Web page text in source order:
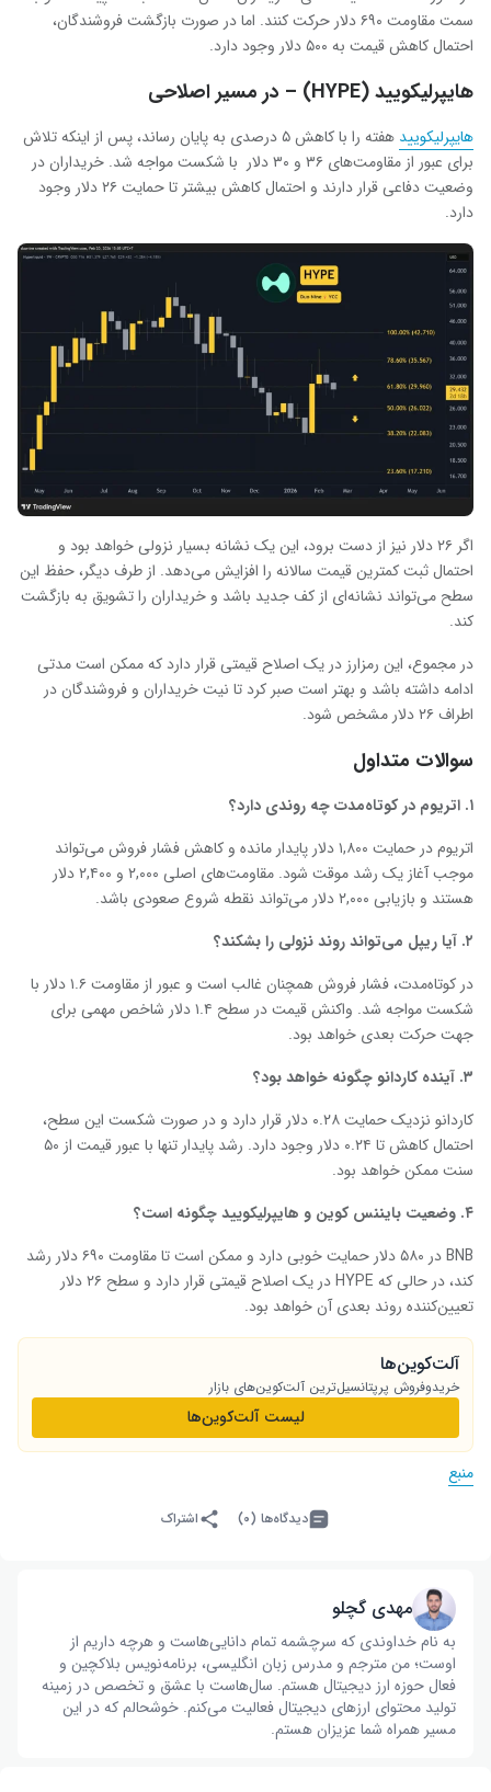
سمت مقاومت ۶۹۰ دلار حرکت کنند. اما در صورت بازگشت فروشندگان،
احتمال کاهش قیمت به ۵۰۰ دلار وجود دارد.
هایپرلیکویید (HYPE) – در مسیر اصلاحی
هایپرلیکویید
هفته را با کاهش ۵ درصدی به پایان رساند، پس از اینکه تلاش
برای عبور از مقاومت‌های ۳۶ و ۳۰ دلار با شکست مواجه شد. خریداران در
وضعیت دفاعی قرار دارند و احتمال کاهش بیشتر تا حمایت ۲۶ دلار وجود
دارد.
اگر ۲۶ دلار نیز از دست برود، این یک نشانه بسیار نزولی خواهد بود و
احتمال ثبت کمترین قیمت سالانه را افزایش می‌دهد. از طرف دیگر، حفظ این
سطح می‌تواند نشانه‌ای از کف جدید باشد و خریداران را تشویق به بازگشت
کند.
در مجموع، این رمزارز در یک اصلاح قیمتی قرار دارد که ممکن است مدتی
ادامه داشته باشد و بهتر است صبر کرد تا نیت خریداران و فروشندگان در
اطراف ۲۶ دلار مشخص شود.
سوالات متداول
۱. اتریوم در کوتاه‌مدت چه روندی دارد؟
اتریوم در حمایت ۱,۸۰۰ دلار پایدار مانده و کاهش فشار فروش می‌تواند
موجب آغاز یک رشد موقت شود. مقاومت‌های اصلی ۲,۰۰۰ و ۲,۴۰۰ دلار
هستند و بازیابی ۲,۰۰۰ دلار می‌تواند نقطه شروع صعودی باشد.
۲. آیا ریپل می‌تواند روند نزولی را بشکند؟
در کوتاه‌مدت، فشار فروش همچنان غالب است و عبور از مقاومت ۱.۶ دلار با
شکست مواجه شد. واکنش قیمت در سطح ۱.۴ دلار شاخص مهمی برای
جهت حرکت بعدی خواهد بود.
۳. آینده کاردانو چگونه خواهد بود؟
کاردانو نزدیک حمایت ۰.۲۸ دلار قرار دارد و در صورت شکست این سطح،
احتمال کاهش تا ۰.۲۴ دلار وجود دارد. رشد پایدار تنها با عبور قیمت از ۵۰
سنت ممکن خواهد بود.
۴. وضعیت بایننس کوین و هایپرلیکوییدچگونه است؟
BNB در ۵۸۰ دلار حمایت خوبی دارد و ممکن است تا مقاومت ۶۹۰ دلار رشد
کند، در حالی که HYPE در یک اصلاح قیمتی قرار دارد و سطح ۲۶ دلار
تعیین‌کننده روند بعدی آن خواهد بود.
آلت‌کوین‌ها
خریدوفروش پرپتانسیل‌ترین آلت‌کوین‌های بازار
لیست آلت‌کوین‌ها
منبع
دیدگاه‌ها (۰) اشتراک
مهدی گچلو
به نام خداوندی که سرچشمه تمام دانایی‌هاست و هرچه داریم از
اوست؛ من مترجم و مدرس زبان انگلیسی، برنامه‌نویس بلاکچین و
فعال حوزه ارز دیجیتال هستم. سال‌هاست با عشق و تخصص در زمینه
تولید محتوای ارزهای دیجیتال فعالیت می‌کنم. خوشحالم که در این
مسیر همراه شما عزیزان هستم.